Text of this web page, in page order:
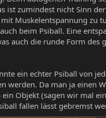
ist zumindest nicht Sinn
Muskelentspannung zu
beim Psiball. Eine
auch die runde Form des
ein echter Psiball von
werden. Da man ja einen
ein Objekt (sagen wir mal
fallen lässt gebremst